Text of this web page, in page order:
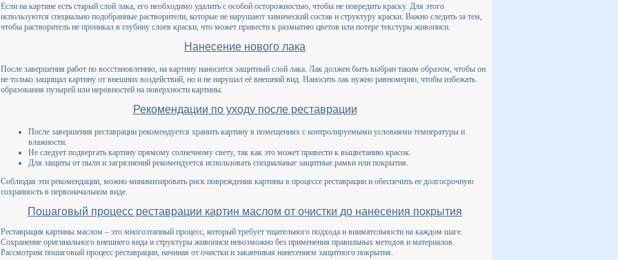
Если на картине есть старый слой лака, его необходимо удалить с особой осторожностью, чтобы не повредить краску. Для этого
используются специально подобранные растворители, которые не нарушают химический состав и структуру краски. Важно следить за тем,
чтобы растворитель не проникал в глубину слоев краски, что может привести к размытию цветов или потере текстуры живописи.
Нанесение нового лака
После завершения работ по восстановлению, на картину наносится защитный слой лака. Лак должен быть выбран таким образом, чтобы он
не только защищал картину от внешних воздействий, но и не нарушал её внешний вид. Наносить лак нужно равномерно, чтобы избежать
образования пузырей или неровностей на поверхности картины.
Рекомендации по уходу после реставрации
После завершения реставрации рекомендуется хранить картину в помещениях с контролируемыми условиями температуры и
влажности.
Не следует подвергать картину прямому солнечному свету, так как это может привести к выцветанию красок.
Для защиты от пыли и загрязнений рекомендуется использовать специальные защитные рамки или покрытия.
Соблюдая эти рекомендации, можно минимизировать риск повреждения картины в процессе реставрации и обеспечить ее долгосрочную
сохранность в первоначальном виде.
Пошаговый процесс реставрации картин маслом от очистки до нанесения покрытия
Реставрация картины маслом – это многоэтапный процесс, который требует тщательного подхода и внимательности на каждом шаге.
Сохранение оригинального внешнего вида и структуры живописи невозможно без применения правильных методов и материалов.
Рассмотрим пошаговый процесс реставрации, начиная от очистки и заканчивая нанесением защитного покрытия.